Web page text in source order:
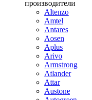
производители
Altenzo
Amtel
Antares
Aosen
Aplus
Arivo
Armstrong
Atlander
Attar
Austone